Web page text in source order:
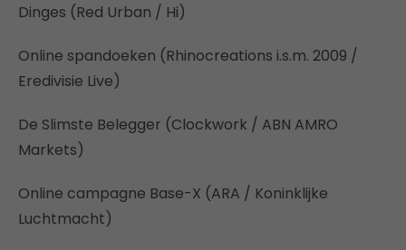
Dinges (Red Urban / Hi)
Online spandoeken (Rhinocreations i.s.m. 2009 /
Eredivisie Live)
De Slimste Belegger (Clockwork / ABN AMRO
Markets)
Online campagne Base-X (ARA / Koninklijke
Luchtmacht)